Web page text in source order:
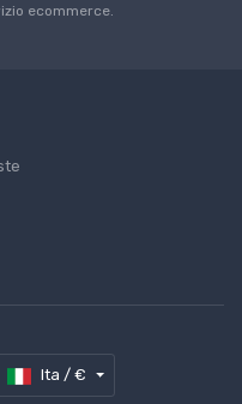
ecommerce.
Ita / €